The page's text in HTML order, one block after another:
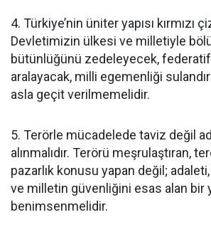
4. Türkiye’nin üniter yapısı kırmızı
Devletimizin ülkesi ve milletiyle
bütünlüğünü zedeleyecek, federatif
aralayacak, milli egemenliği
asla geçit verilmemelidir.
5. Terörle mücadelede taviz değil
alınmalıdır. Terörü meşrulaştıran,
pazarlık konusu yapan değil;
ve milletin güvenliğini esas alan bir
benimsenmelidir.